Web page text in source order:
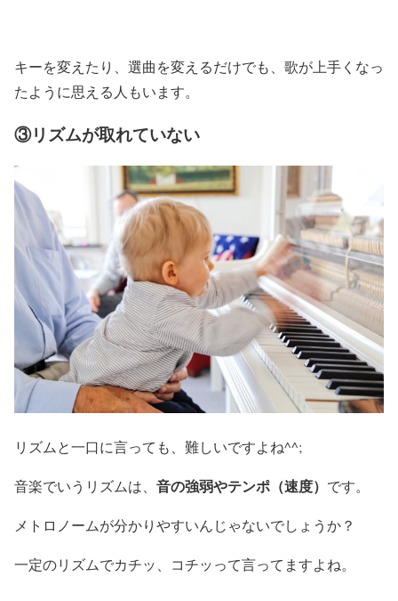
キーを変えたり、選曲を変えるだけでも、歌が上手くなっ
たように思える人もいます。
③リズムが取れていない
リズムと一口に言っても、難しいですよね^^;
音楽でいうリズムは、 音の強弱やテンポ（速度） です。
メトロノームが分かりやすいんじゃないでしょうか？
一定のリズムでカチッ、コチッって言ってますよね。